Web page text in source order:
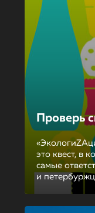
Проверь
это квест, в
самые
и